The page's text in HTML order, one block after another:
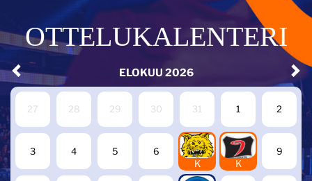
OTTELUKALENTERI
ELOKUU 2026
27 28 29 30 31 1 2
3 4 5 6
7
K
8
K
9